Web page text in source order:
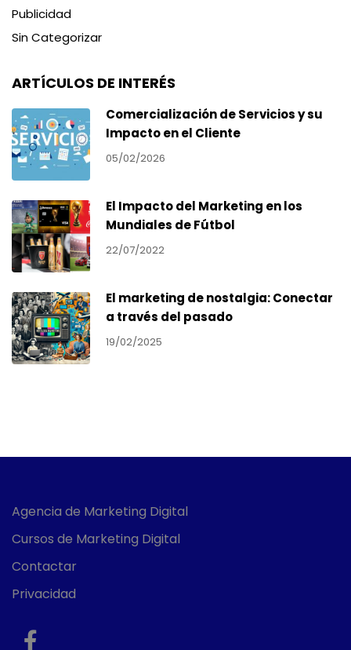
Publicidad
Sin Categorizar
ARTÍCULOS DE INTERÉS
Comercialización de Servicios y su
Impacto en el Cliente
05/02/2026
El Impacto del Marketing en los
Mundiales de Fútbol
22/07/2022
El marketing de nostalgia: Conectar
a través del pasado
19/02/2025
Agencia de Marketing Digital
Cursos de Marketing Digital
Contactar
Privacidad